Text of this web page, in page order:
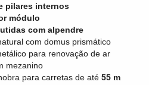
pilares internos
módulo
com alpendre
com domus prismático
para renovação de ar
mezanino
para carretas de até 55 m